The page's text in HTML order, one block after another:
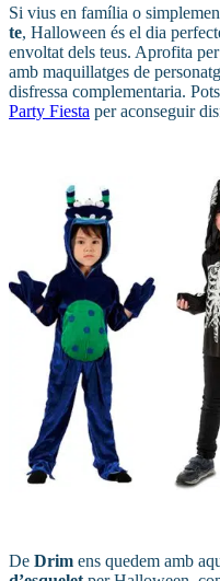
Si vius en família o
te, Halloween és el dia
envoltat dels teus. Aprofita
amb maquillatges de
disfressa complementaria.
Party Fiesta per aconseguir
De Drim ens quedem amb